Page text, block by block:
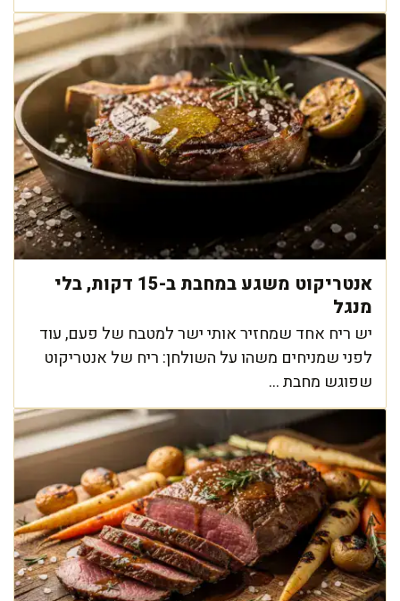
אנטריקוט משגע במחבת ב-15 דקות, בלי
מנגל
יש ריח אחד שמחזיר אותי ישר למטבח של פעם, עוד
לפני שמניחים משהו על השולחן: ריח של אנטריקוט
שפוגש מחבת ...